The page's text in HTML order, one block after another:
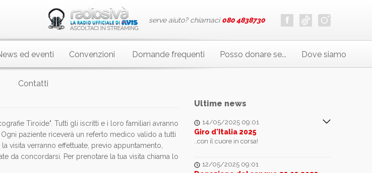
serve aiuto? chiamaci080 4838730
ed eventi Convenzioni Domande frequenti Posso donare se... Dove siamo
Contatti
Tiroide". Tutti gli iscritti e i loro familiari avranno
paziente riceverà un referto medico valido a tutti
visita verranno effettuate, previo appuntamento,
da concordarsi. Per prenotare la tua visita chiama lo
Ultime news
14/05/2025 09:01
Giro d'Italia 2025
..con il cuore in corsa!
12/05/2025 09:01